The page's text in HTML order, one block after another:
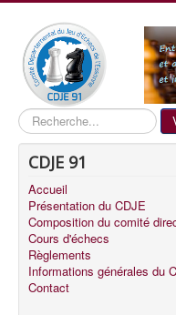
Recherche
CDJE 91
Accueil
Présentation du CDJE
Composition du comité
Cours d'échecs
Règlements
Informations générales du
Contact